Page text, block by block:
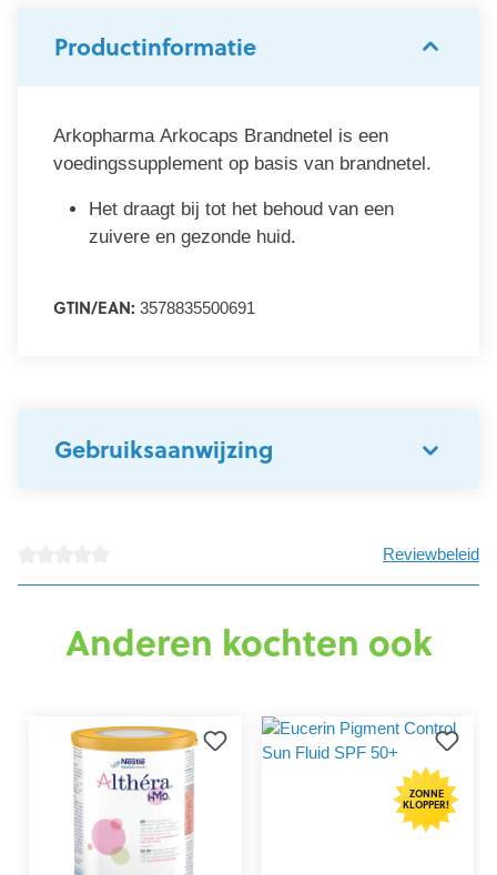
Productinformatie
Arkopharma Arkocaps Brandnetel is een
voedingssupplement op basis van brandnetel.
Het draagt bij tot het behoud van een
zuivere en gezonde huid.
GTIN/EAN: 3578835500691
Gebruiksaanwijzing
Reviewbeleid
Anderen kochten ook
ZONNE
KLOPPER!